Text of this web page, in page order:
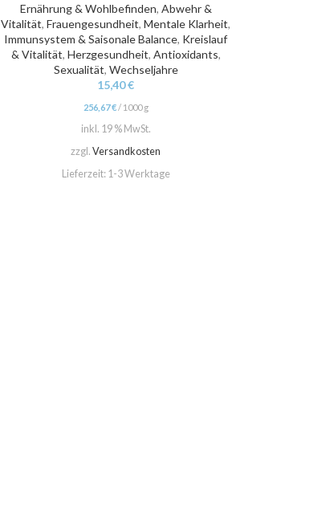
Ernährung & Wohlbefinden, Abwehr &
Vitalität,Frauengesundheit,Mentale Klarheit,
Immunsystem & Saisonale Balance, Kreislauf
& Vitalität, Herzgesundheit, Antioxidants,
Sexualität, Wechseljahre
15,40€
256,67€/ 1000 g
inkl. 19 % MwSt.
zzgl.Versandkosten
Lieferzeit: 1-3 Werktage